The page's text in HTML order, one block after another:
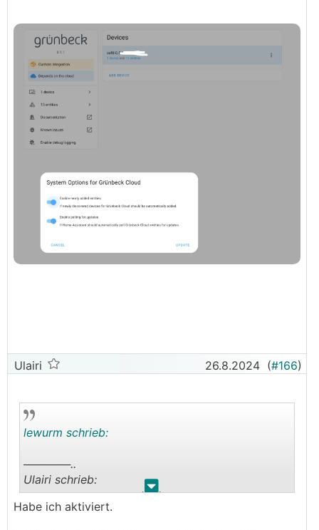
Ulairi 26.8.2024 (#166)
. .
lewurm schrieb:
──────..
Ulairi schrieb:
@lewurm
Habe ich aktiviert.